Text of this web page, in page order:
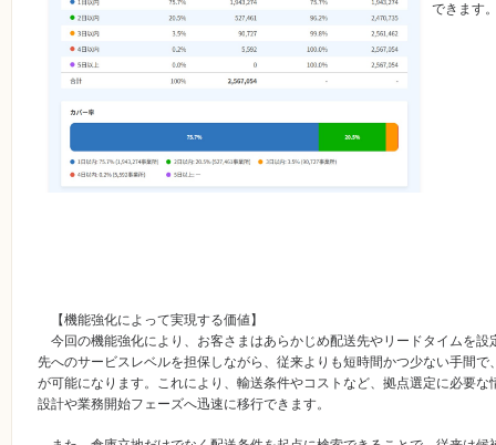
できます
【機能強化によって実現する価値】
今回の機能強化により、お客さまはあらかじめ配送先やリードタイムを設
先へのサービスレベルを担保しながら、従来よりも短時間かつ少ない手間
が可能になります。これにより、輸送条件やコストなど、拠点選定に必要
設計や業務開始フェーズへ迅速に移行できます。